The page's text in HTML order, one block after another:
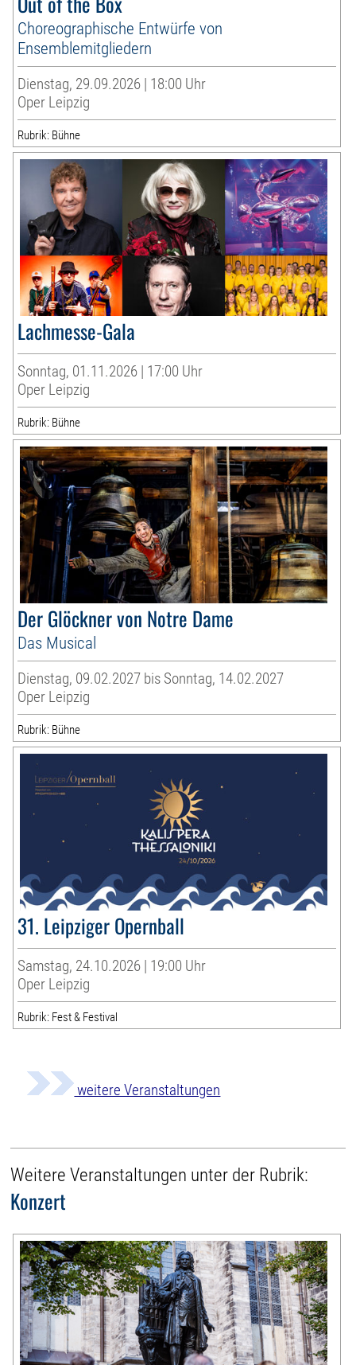
Choreographische Entwürfe von
Ensemblemitgliedern
Dienstag, 29.09.2026 | 18:00 Uhr
Oper Leipzig
Rubrik: Bühne
Lachmesse-Gala
Sonntag, 01.11.2026 | 17:00 Uhr
Oper Leipzig
Rubrik: Bühne
Der Glöckner von Notre Dame
Das Musical
Dienstag, 09.02.2027 bis Sonntag, 14.02.2027
Oper Leipzig
Rubrik: Bühne
31. Leipziger Opernball
Samstag, 24.10.2026 | 19:00 Uhr
Oper Leipzig
Rubrik: Fest & Festival
weitere Veranstaltungen
Weitere Veranstaltungen unter der Rubrik:
Konzert